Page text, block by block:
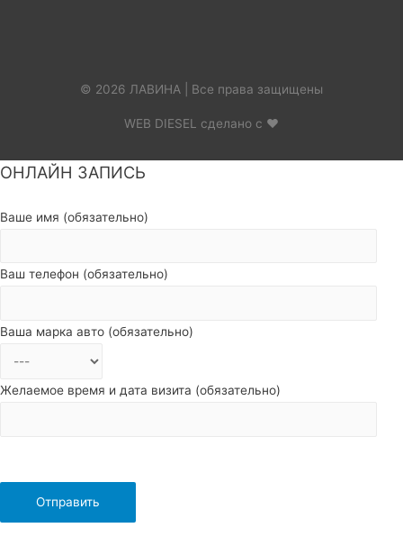
© 2026 ЛАВИНА | Все права защищены
WEB DIESEL сделано с ❤
Пролистать
ОНЛАЙН ЗАПИСЬ
Ваше имя (обязательно)
Ваш телефон (обязательно)
Ваша марка авто (обязательно)
Желаемое время и дата визита (обязательно)